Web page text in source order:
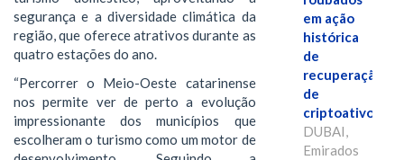
segurança e a diversidade climática da
região, que oferece atrativos durante as
quatro estações do ano.
“Percorrer o Meio-Oeste catarinense
nos permite ver de perto a evolução
impressionante dos municípios que
escolheram o turismo como um motor de
em ação
histórica
de
recuperação
de
criptoativos
DUBAI,
Emirados